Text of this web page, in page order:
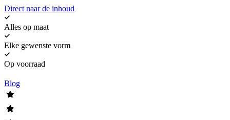
Direct naar de inhoud
Alles op maat
Elke gewenste vorm
Op voorraad
Blog